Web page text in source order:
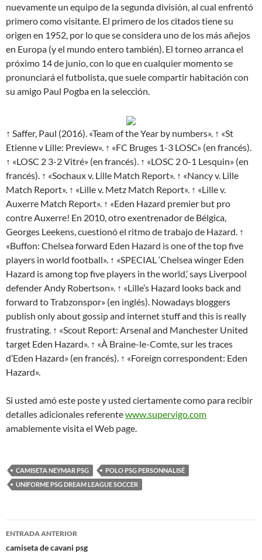
nuevamente un equipo de la segunda división, al cual enfrentó
primero como visitante. El primero de los citados tiene su
origen en 1952, por lo que se considera uno de los más añejos
en Europa (y el mundo entero también). El torneo arranca el
próximo 14 de junio, con lo que en cualquier momento se
pronunciará el futbolista, que suele compartir habitación con
su amigo Paul Pogba en la selección.
↑ Saffer, Paul (2016). «Team of the Year by numbers». ↑ «St
Etienne v Lille: Preview». ↑ «FC Bruges 1-3 LOSC» (en francés).
↑ «LOSC 2 3-2 Vitré» (en francés). ↑ «LOSC 2 0-1 Lesquin» (en
francés). ↑ «Sochaux v. Lille Match Report». ↑ «Nancy v. Lille
Match Report». ↑ «Lille v. Metz Match Report». ↑ «Lille v.
Auxerre Match Report». ↑ «Eden Hazard premier but pro
contre Auxerre! En 2010, otro exentrenador de Bélgica,
Georges Leekens, cuestionó el ritmo de trabajo de Hazard. ↑
«Buffon: Chelsea forward Eden Hazard is one of the top five
players in world football». ↑ «SPECIAL ‘Chelsea winger Eden
Hazard is among top five players in the world,’ says Liverpool
defender Andy Robertson». ↑ «Lille’s Hazard looks back and
forward to Trabzonspor» (en inglés). Nowadays bloggers
publish only about gossip and internet stuff and this is really
frustrating. ↑ «Scout Report: Arsenal and Manchester United
target Eden Hazard». ↑ «À Braine-le-Comte, sur les traces
d’Eden Hazard» (en francés). ↑ «Foreign correspondent: Eden
Hazard».
Si usted amó este poste y usted ciertamente como para recibir
detalles adicionales referentewww.supervigo.com
amablemente visita el Web page.
CAMISETA NEYMAR PSG
POLO PSG PERSONNALISÉ
UNIFORME PSG DREAM LEAGUE SOCCER
Navegación
de
ENTRADA ANTERIOR
camiseta de cavani psg